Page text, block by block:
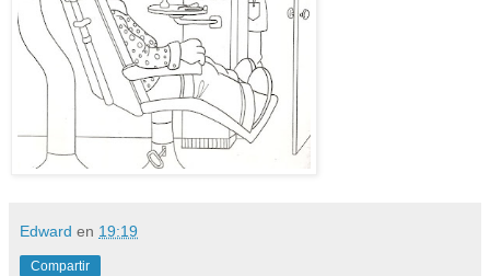
Edward en 19:19
Compartir